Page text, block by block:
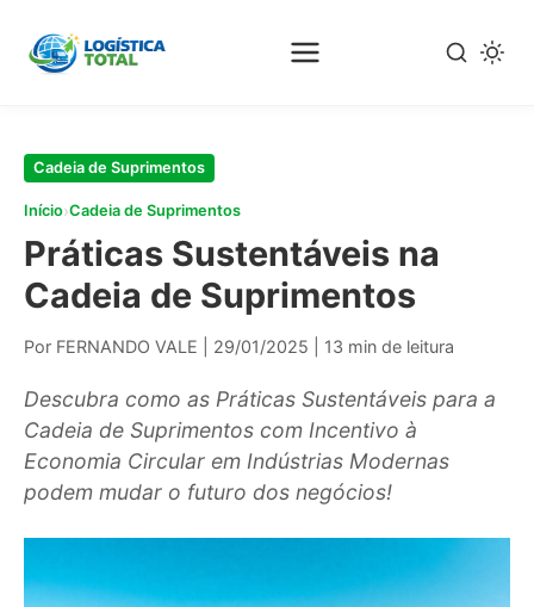
para
Cadeia de Suprimentos
Início›Cadeia de Suprimentos
Práticas Sustentáveis na
Cadeia de Suprimentos
Por FERNANDO VALE 29/01/2025 13 min de leitura
Descubra como as Práticas Sustentáveis para a
Cadeia de Suprimentos com Incentivo à
Economia Circular em Indústrias Modernas
podem mudar o futuro dos negócios!